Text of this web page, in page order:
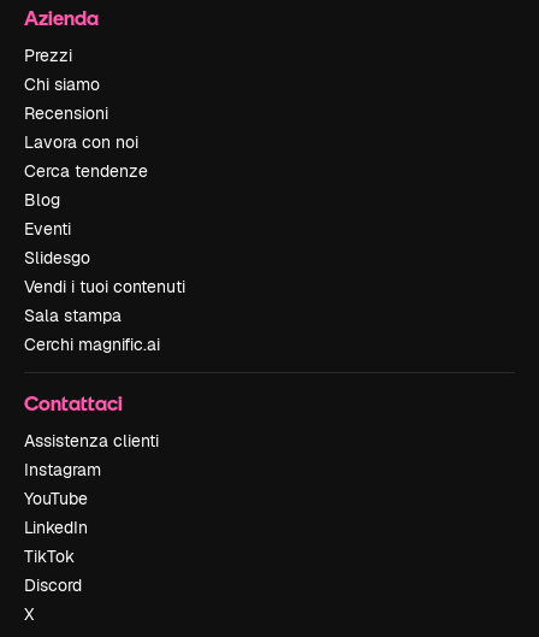
Azienda
Prezzi
Chi siamo
Recensioni
Lavora con noi
Cerca tendenze
Blog
Eventi
Slidesgo
Vendi i tuoi contenuti
Sala stampa
Cerchi magnific.ai
Contattaci
Assistenza clienti
Instagram
YouTube
LinkedIn
TikTok
Discord
X